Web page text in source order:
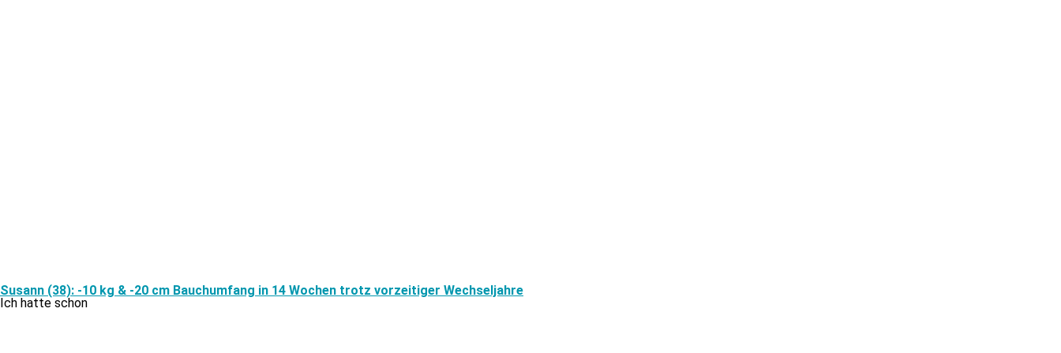
Susann (38): -10 kg & -20 cm Bauchumfang in 14 Wochen trotz vorzeitiger Wechseljahre
Ich hat­te schon